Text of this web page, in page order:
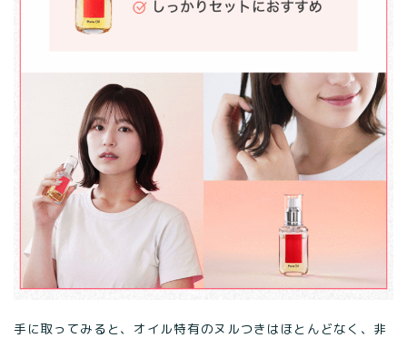
手に取ってみると、オイル特有のヌルつきはほとんどなく、非